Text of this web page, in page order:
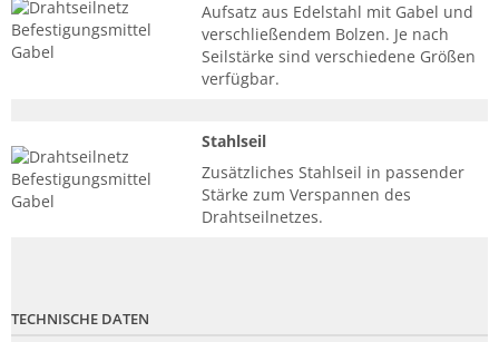
Aufsatz aus Edelstahl mit Gabel und
verschließendem Bolzen. Je nach
Seilstärke sind verschiedene Größen
verfügbar.
Stahlseil
Zusätzliches Stahlseil in passender
Stärke zum Verspannen des
Drahtseilnetzes.
TECHNISCHE DATEN